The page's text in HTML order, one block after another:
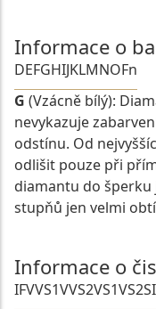
Informace o
DEFGHIJKLMNOFn
G (Vzácně bílý):
nevykazuje
odstínu. Od
odlišit pouze při
diamantu do šperku
stupňů jen velmi
Informace o
IFVVS1VVS2VS1VS2